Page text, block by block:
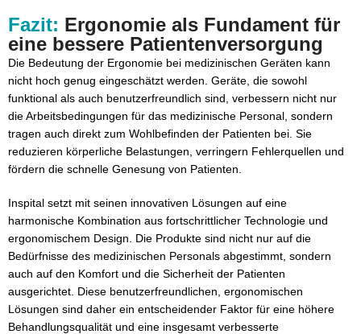
Fazit: Ergonomie als Fundament für
eine bessere Patientenversorgung
Die Bedeutung der Ergonomie bei medizinischen Geräten kann
nicht hoch genug eingeschätzt werden. Geräte, die sowohl
funktional als auch benutzerfreundlich sind, verbessern nicht nur
die Arbeitsbedingungen für das medizinische Personal, sondern
tragen auch direkt zum Wohlbefinden der Patienten bei. Sie
reduzieren körperliche Belastungen, verringern Fehlerquellen und
fördern die schnelle Genesung von Patienten.
Inspital setzt mit seinen innovativen Lösungen auf eine
harmonische Kombination aus fortschrittlicher Technologie und
ergonomischem Design. Die Produkte sind nicht nur auf die
Bedürfnisse des medizinischen Personals abgestimmt, sondern
auch auf den Komfort und die Sicherheit der Patienten
ausgerichtet. Diese benutzerfreundlichen, ergonomischen
Lösungen sind daher ein entscheidender Faktor für eine höhere
Behandlungsqualität und eine insgesamt verbesserte